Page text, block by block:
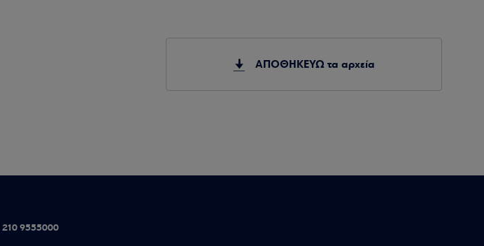
ΑΠΟΘΗΚΕΥΩ τα αρχεία
210 9555000